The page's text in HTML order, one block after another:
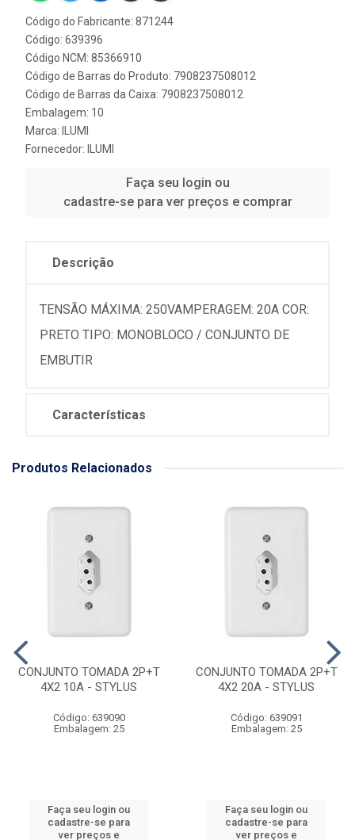
Código do Fabricante: 871244
Código: 639396
Código NCM: 85366910
Código de Barras do Produto: 7908237508012
Código de Barras da Caixa: 7908237508012
Embalagem: 10
Marca: ILUMI
Fornecedor: ILUMI
Faça seu login ou
cadastre-se para ver preços e comprar
Descrição
TENSÃO MÁXIMA: 250VAMPERAGEM: 20A COR:
PRETO TIPO: MONOBLOCO / CONJUNTO DE
EMBUTIR
Características
Produtos Relacionados
CONJUNTO TOMADA 2P+T
4X2 10A - STYLUS
Código: 639090
Embalagem: 25
Faça seu login ou
cadastre-se para
ver preços e
CONJUNTO TOMADA 2P+T
4X2 20A - STYLUS
Código: 639091
Embalagem: 25
Faça seu login ou
cadastre-se para
ver preços e